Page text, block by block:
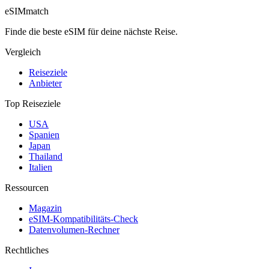
eSIMmatch
Finde die beste eSIM für deine nächste Reise.
Vergleich
Reiseziele
Anbieter
Top Reiseziele
USA
Spanien
Japan
Thailand
Italien
Ressourcen
Magazin
eSIM-Kompatibilitäts-Check
Datenvolumen-Rechner
Rechtliches